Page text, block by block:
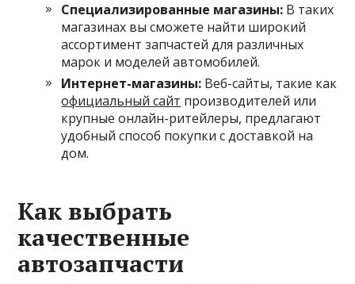
Специализированные магазины: В таких
магазинах вы сможете найти широкий
ассортимент запчастей для различных
марок и моделей автомобилей.
Интернет-магазины: Веб-сайты, такие как
официальный сайт производителей или
крупные онлайн-ритейлеры, предлагают
удобный способ покупки с доставкой на
дом.
Как выбрать
качественные
автозапчасти